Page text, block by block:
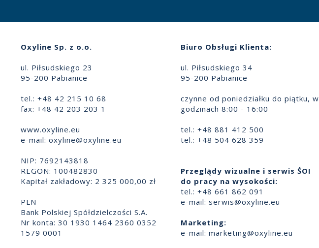
Oxyline Sp. z o.o.
ul. Piłsudskiego 23
95-200 Pabianice
tel.: +48 42 215 10 68
fax: +48 42 203 203 1
www.oxyline.eu
e-mail: oxyline@oxyline.eu
NIP: 7692143818
REGON: 100482830
Kapitał zakładowy: 2 325 000,00 zł
PLN
Bank Polskiej Spółdzielczości S.A.
Nr konta: 30 1930 1464 2360 0352
1579 0001
Biuro Obsługi Klienta:
ul. Piłsudskiego 34
95-200 Pabianice
czynne od poniedziałku do piątku, w
godzinach 8:00 - 16:00
tel.: +48 881 412 500
tel.: +48 504 628 359
Przeglądy wizualne i serwis ŚOI
do pracy na wysokości:
tel.: +48 661 862 091
e-mail: serwis@oxyline.eu
Marketing:
e-mail: marketing@oxyline.eu